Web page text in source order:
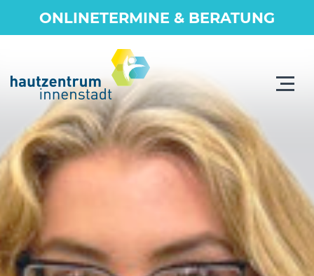
Toggle
ONLINETERMINE & BERATUNG